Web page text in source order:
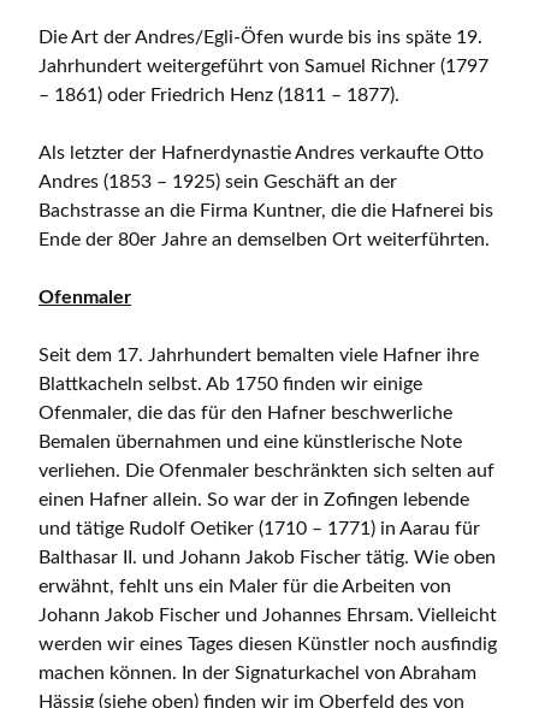
Die Art der Andres/Egli-Öfen wurde bis ins späte 19.
Jahrhundert weitergeführt von Samuel Richner (1797
– 1861) oder Friedrich Henz (1811 – 1877).
Als letzter der Hafnerdynastie Andres verkaufte Otto
Andres (1853 – 1925) sein Geschäft an der
Bachstrasse an die Firma Kuntner, die die Hafnerei bis
Ende der 80er Jahre an demselben Ort weiterführten.
Ofenmaler
Seit dem 17. Jahrhundert bemalten viele Hafner ihre
Blattkacheln selbst. Ab 1750 finden wir einige
Ofenmaler, die das für den Hafner beschwerliche
Bemalen übernahmen und eine künstlerische Note
verliehen. Die Ofenmaler beschränkten sich selten auf
einen Hafner allein. So war der in Zofingen lebende
und tätige Rudolf Oetiker (1710 – 1771) in Aarau für
Balthasar II. und Johann Jakob Fischer tätig. Wie oben
erwähnt, fehlt uns ein Maler für die Arbeiten von
Johann Jakob Fischer und Johannes Ehrsam. Vielleicht
werden wir eines Tages diesen Künstler noch ausfindig
machen können. In der Signaturkachel von Abraham
Hässig (siehe oben) finden wir im Oberfeld des von